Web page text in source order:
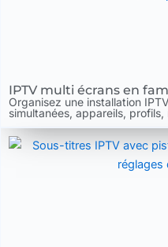
IPTV multi écrans en
Organisez une installation
simultanées, appareils, profils,